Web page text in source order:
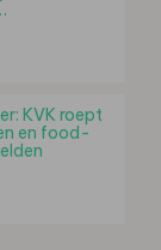
KVK roept
en food-